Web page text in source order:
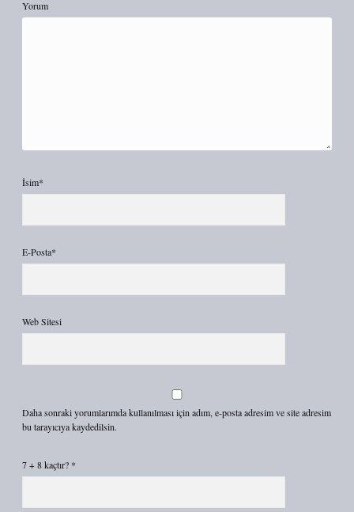
Yorum
İsim*
E-Posta*
Web Sitesi
Daha sonraki yorumlarımda kullanılması için adım, e-posta adresim ve site adresim
bu tarayıcıya kaydedilsin.
7 + 8 kaçtır? *